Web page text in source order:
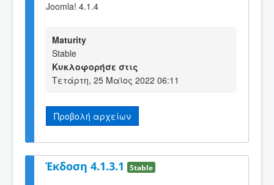
Joomla! 4.1.4
Maturity
Stable
Κυκλοφορήσε στις
Τετάρτη, 25 Μαϊος 2022 06:11
Προβολή αρχείων
Έκδοση 4.1.3.1 Stable